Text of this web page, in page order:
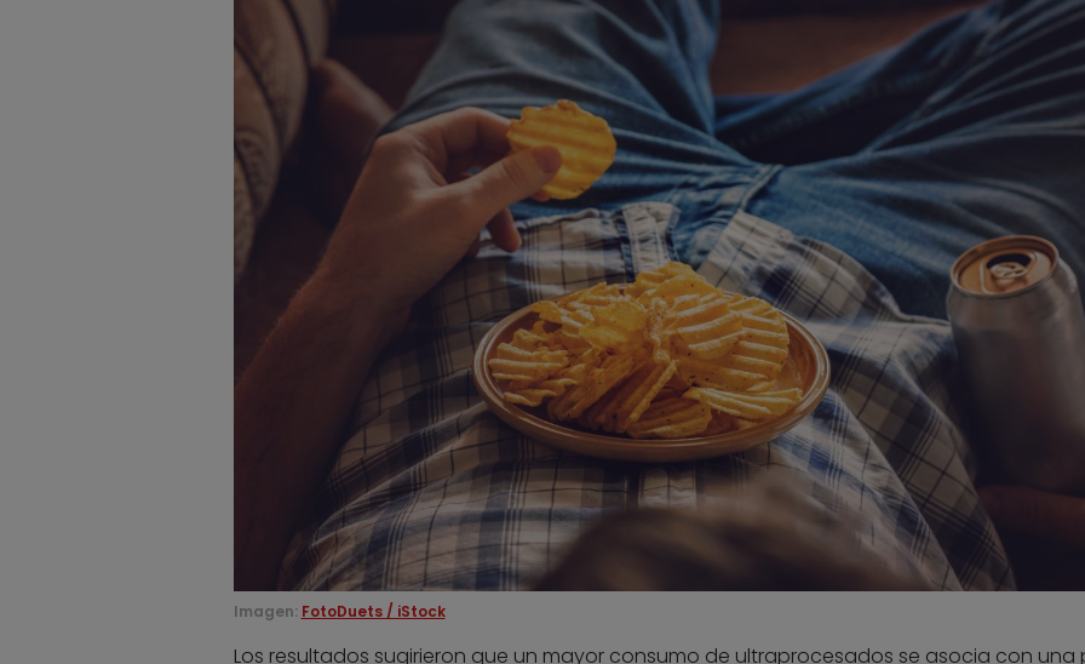
Imagen: FotoDuets / iStock
Los resultados sugirieron que un mayor consumo de ultraprocesados se asocia con una